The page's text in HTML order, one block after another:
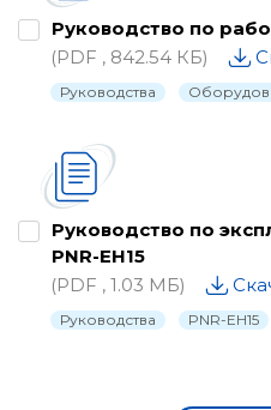
Руководство по
(PDF , 842.54 КБ)
Руководства
Руководство по
PNR-EH15
(PDF , 1.03 МБ)
Руководства PNR-EH15